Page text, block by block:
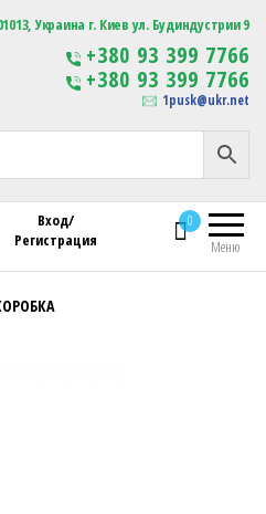
Компания Изготовление
сувенирной продукции
с логотипом
Украина г. Киев ул. Будиндустрии 9
+380 93 399 7766
+380 93 399 7766
1pusk@ukr.net
Меню
0
Вход/
Регистрация
Компания